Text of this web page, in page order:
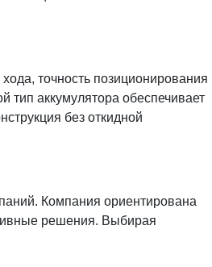
точность позиционирования
тип аккумулятора обеспечивает
без откидной
Компания ориентирована
решения. Выбирая